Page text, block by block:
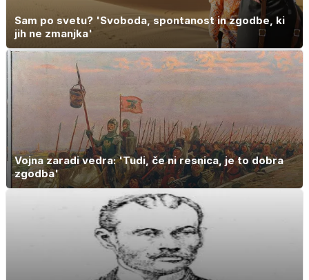
Sam po svetu? 'Svoboda, spontanost in zgodbe, ki
jih ne zmanjka'
Vojna zaradi vedra: 'Tudi, če ni resnica, je to dobra
zgodba'